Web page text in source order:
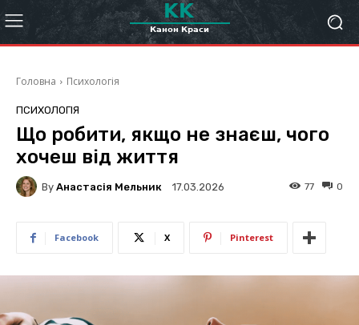
Головна Психологія
ПСИХОЛОГІЯ
Що робити, якщо не знаєш, чого
хочеш від життя
By Анастасія Мельник 17.03.2026 0
77
Facebook X Pinterest